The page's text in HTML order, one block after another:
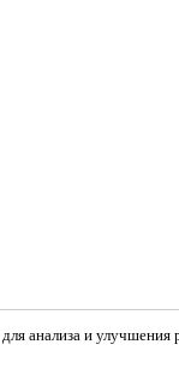
для анализа и улучшения